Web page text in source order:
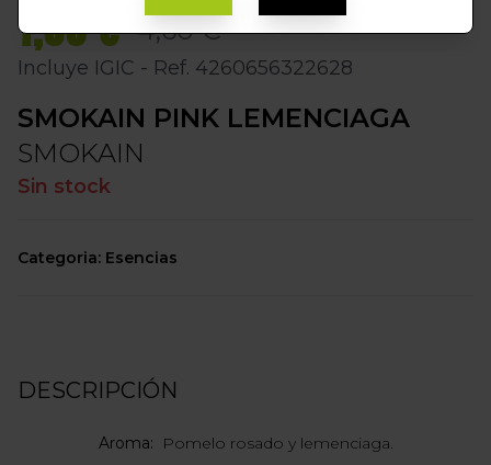
1,00 € 4,60 €
Incluye IGIC - Ref. 4260656322628
SMOKAIN PINK LEMENCIAGA
SMOKAIN
Sin stock
Categoria: Esencias
DESCRIPCIÓN
Aroma: Pomelo rosado y lemenciaga.